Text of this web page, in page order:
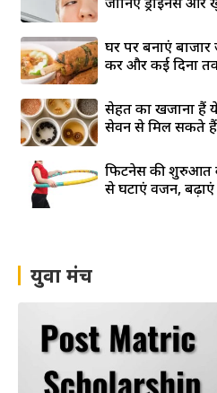
घर पर बनाएं
करें और कई दिनों
सेहत का खजाना हैं ये
सेवन से मिल सकते
फिटनेस की शुरुआत
से घटाएं वजन,
युवा मंच